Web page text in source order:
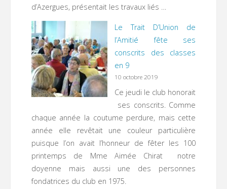
d’Azergues, présentait les travaux liés …
Le Trait D’Union de
l’Amitié fête ses
conscrits des classes
en 9
10 octobre 2019
Ce jeudi le club honorait
ses conscrits. Comme
chaque année la coutume perdure, mais cette
année elle revêtait une couleur particulière
puisque l’on avait l’honneur de fêter les 100
printemps de Mme Aimée Chirat notre
doyenne mais aussi une des personnes
fondatrices du club en 1975.